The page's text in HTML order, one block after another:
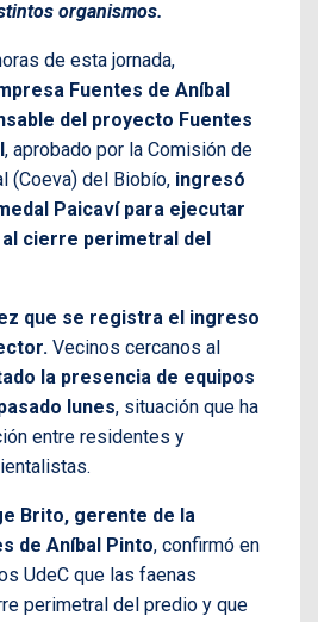
organismos.
de esta jornada,
Fuentes de Aníbal
del proyecto Fuentes
, aprobado por la Comisión de
(Coeva) del Biobío, ingresó
Paicaví para ejecutar
cierre perimetral del
que se registra el ingreso
Vecinos cercanos al
la presencia de equipos
lunes, situación que ha
entre residentes y
Brito, gerente de la
de Aníbal Pinto, confirmó en
UdeC que las faenas
perimetral del predio y que